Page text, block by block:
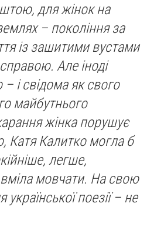
для жінок на
– покоління за
із зашитими вустами
Але іноді
і свідома як свого
майбутнього
жінка порушує
Катя Калитко могла б
легше,
мовчати. На свою
української поезії – не